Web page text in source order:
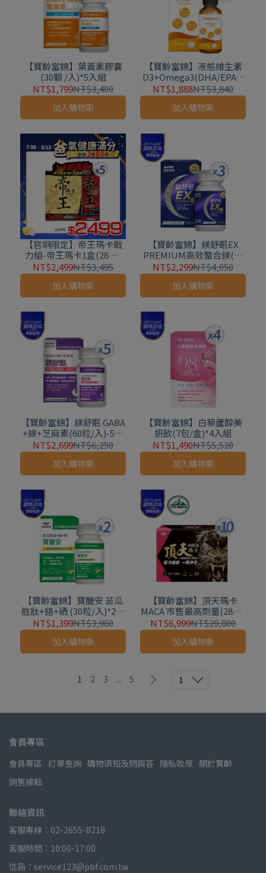
【寶齡富錦】葉黃素膠囊
(30顆 /入)*5入組
NT$1,799NT$3,400
加入購物車
【寶齡富錦】液態維生素
D3+Omega3(DHA/EPA)3
0mlx3入
NT$1,888NT$3,840
加入購物車
【官網限定】帝王瑪卡戰
力組-帝王瑪卡1盒(28包/
盒)+帝王瑪卡10包x5入組
NT$2,499NT$3,495
加入購物車
【寶齡富錦】鎂舒眠EX
PREMIUM高效螯合鎂(60
粒/盒)*3盒
NT$2,299NT$4,050
加入購物車
【寶齡富錦】鎂舒眠 GABA
+鎂+芝麻素(60粒/入)-5入
組
NT$2,699NT$6,250
加入購物車
【寶齡富錦】白藜蘆醇美
妍飲(7包/盒)*4入組
NT$1,490NT$5,520
加入購物車
【寶齡富錦】寶醣安 苦瓜
胜肽+鉻+硒 (30粒/入)*2入
組
NT$1,399NT$3,960
加入購物車
【寶齡富錦】頂天瑪卡
MACA 市售最高劑量(28包/
入)-10入組
NT$6,999NT$29,800
加入購物車
1 2 3 ... 5 1
會員專區
會員專區 訂單查詢 購物須知及問與答 隱私政策 關於寶齡
銷售據點
聯絡資訊
客服專線：02-2655-8218
客服時間：10:00-17:00
信箱：service123@pbf.com.tw